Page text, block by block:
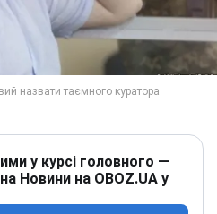
у курсі головного —
Новини на OBOZ.UA у